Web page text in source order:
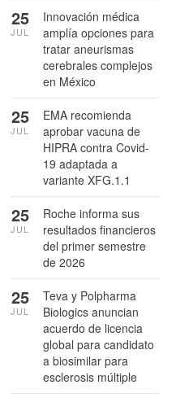
Innovación médica
amplía opciones para
tratar aneurismas
cerebrales complejos
en México
25
JUL
EMA recomienda
aprobar vacuna de
HIPRA contra Covid-
19 adaptada a
variante XFG.1.1
25
JUL
Roche informa sus
resultados financieros
del primer semestre
de 2026
25
JUL
Teva y Polpharma
Biologics anuncian
acuerdo de licencia
global para candidato
a biosimilar para
esclerosis múltiple
25
JUL